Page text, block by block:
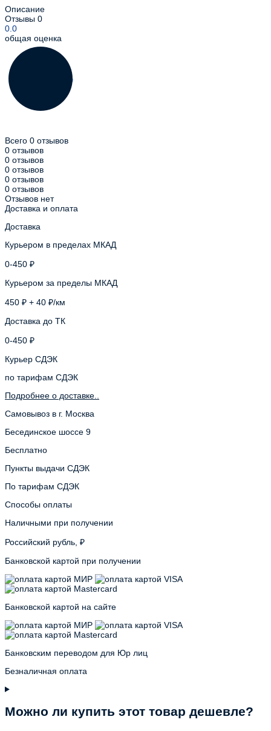
Описание
Отзывы 0
0.0
общая оценка
Всего 0 отзывов
0 отзывов
0 отзывов
0 отзывов
0 отзывов
0 отзывов
Отзывов нет
Доставка и оплата
Доставка
Курьером в пределах МКАД
0-450 ₽
Курьером за пределы МКАД
450 ₽ + 40 ₽/км
Доставка до ТК
0-450 ₽
Курьер СДЭК
по тарифам СДЭК
Подробнее о доставке..
Самовывоз в г. Москва
Бесединское шоссе 9
Бесплатно
Пункты выдачи СДЭК
По тарифам СДЭК
Способы оплаты
Наличными при получении
Российский рубль, ₽
Банковской картой при получении
Банковской картой на сайте
Банковским переводом для Юр лиц
Безналичная оплата
Можно ли купить этот товар дешевле?